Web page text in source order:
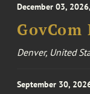
December 03,
GovCom
Denver, United
September 30,